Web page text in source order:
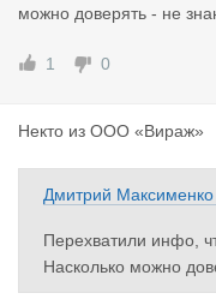
едет.
можно доверять - не
1 0
Некто из ООО «Вираж»
Дмитрий Максименко
Перехватили инфо,
Насколько можно